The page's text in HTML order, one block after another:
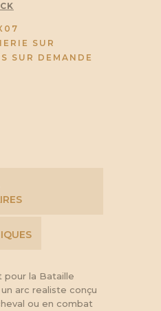
SUR
SUR DEMANDE
pour la Bataille
arc realiste conçu
ou en combat